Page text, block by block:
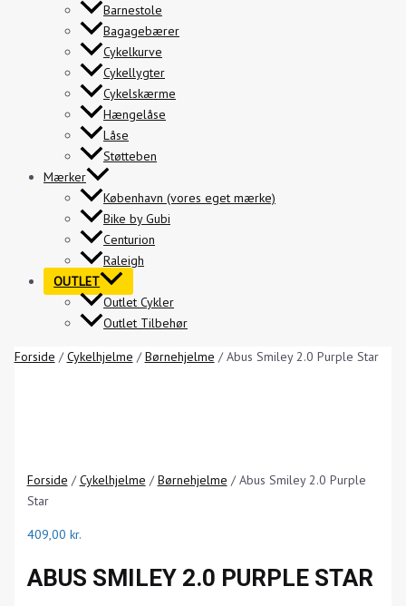
Barnestole
Bagagebærer
Cykelkurve
Cykellygter
Cykelskærme
Hængelåse
Låse
Støtteben
Mærker
København (vores eget mærke)
Bike by Gubi
Centurion
Raleigh
OUTLET
Outlet Cykler
Outlet Tilbehør
Forside /Cykelhjelme /Børnehjelme / Abus Smiley 2.0 Purple Star
Forside /Cykelhjelme /Børnehjelme / Abus Smiley 2.0 Purple
Star
409,00 kr.
ABUS SMILEY 2.0 PURPLE STAR